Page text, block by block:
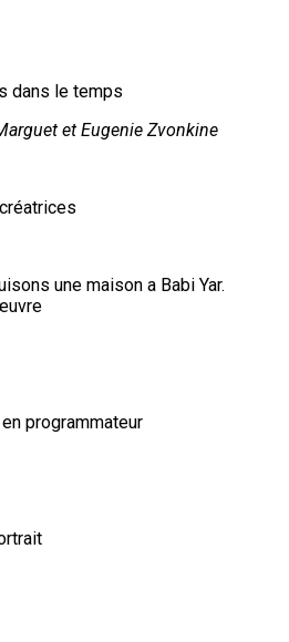
dans le temps
et Eugenie Zvonkine
une maison a Babi Yar.
programmateur